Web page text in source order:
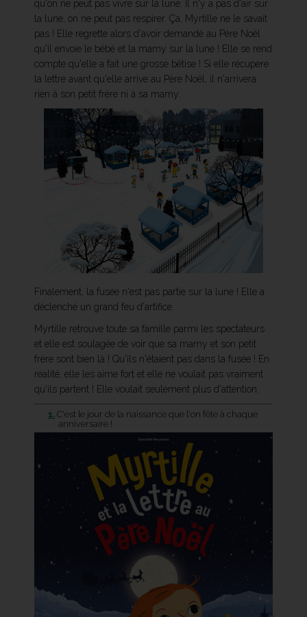
qu'on ne peut pas vivre sur la lune. Il n'y a pas d'air sur
la lune, on ne peut pas respirer. Ça, Myrtille ne le savait
pas ! Elle regrette alors d'avoir demandé au Père Noël
qu'il envoie le bébé et la mamy sur la lune ! Elle se rend
compte qu'elle a fait une grosse bêtise ! Si elle récupère
la lettre avant qu'elle arrive au Père Noël, il n'arrivera
rien à son petit frère ni à sa mamy.
Finalement, la fusée n'est pas partie sur la lune ! Elle a
déclenché un grand feu d'artifice.
Myrtille retrouve toute sa famille parmi les spectateurs
et elle est soulagée de voir que sa mamy et son petit
frère sont bien là ! Qu'ils n'étaient pas dans la fusée ! En
réalité, elle les aime fort et elle ne voulait pas vraiment
qu'ils partent ! Elle voulait seulement plus d'attention.
1. C'est le jour de la naissance que l'on fête à chaque
anniversaire !